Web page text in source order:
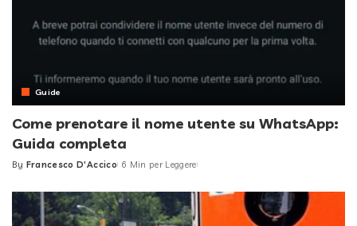
Guide
Come prenotare il nome utente su WhatsApp:
Guida completa
Posted
By Francesco D'Accico 6 Min per Leggere